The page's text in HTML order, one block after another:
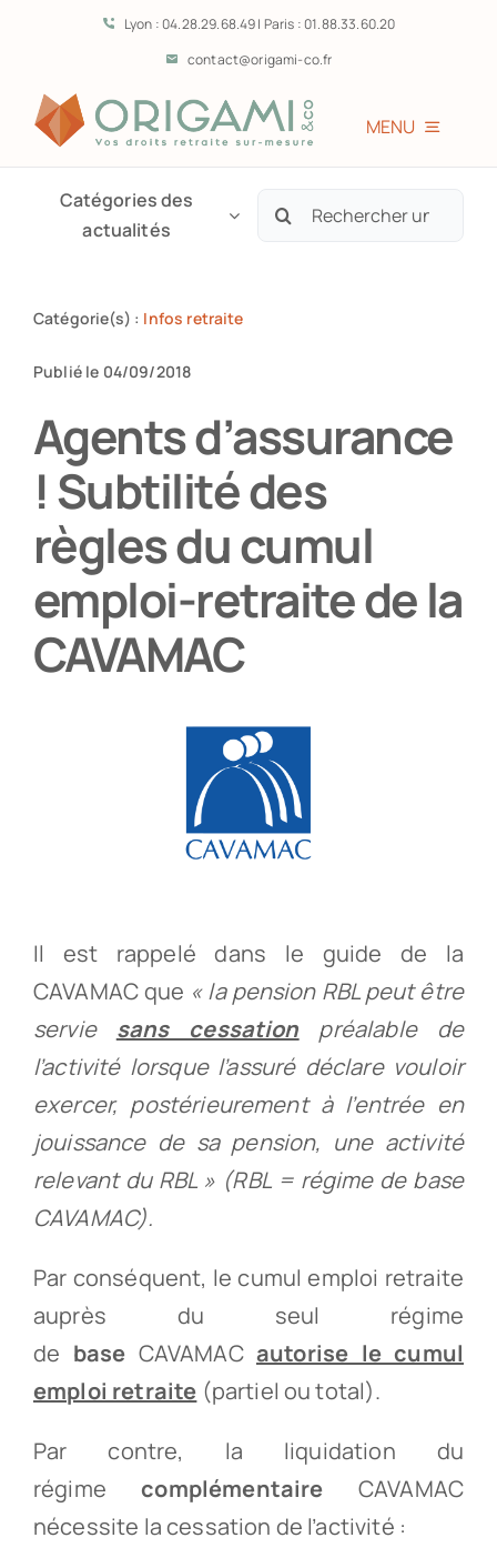
contenu
Lyon : 04.28.29.68.49 | Paris : 01.88.33.60.20
contact@origami-co.fr
MENU
Vous êtes?
Témoignages
Partenaires
Recrutement
Contact
Catégories des
actualités
Rechercher:
Catégorie(s) : Infos retraite
Publié le 04/09/2018
Agents d’assurance
! Subtilité des
règles du cumul
emploi-retraite de la
CAVAMAC
Il est rappelé dans le guide de la
CAVAMAC que « la pension RBL peut être
servie sans cessation préalable de
l’activité lorsque l’assuré déclare vouloir
exercer, postérieurement à l’entrée en
jouissance de sa pension, une activité
relevant du RBL » (RBL = régime de base
CAVAMAC).
Par conséquent, le cumul emploi retraite
auprès du seul régime
de base CAVAMAC autorise le cumul
emploi retraite (partiel ou total).
Par contre, la liquidation du
régimecomplémentaire CAVAMAC
nécessite la cessation de l’activité :